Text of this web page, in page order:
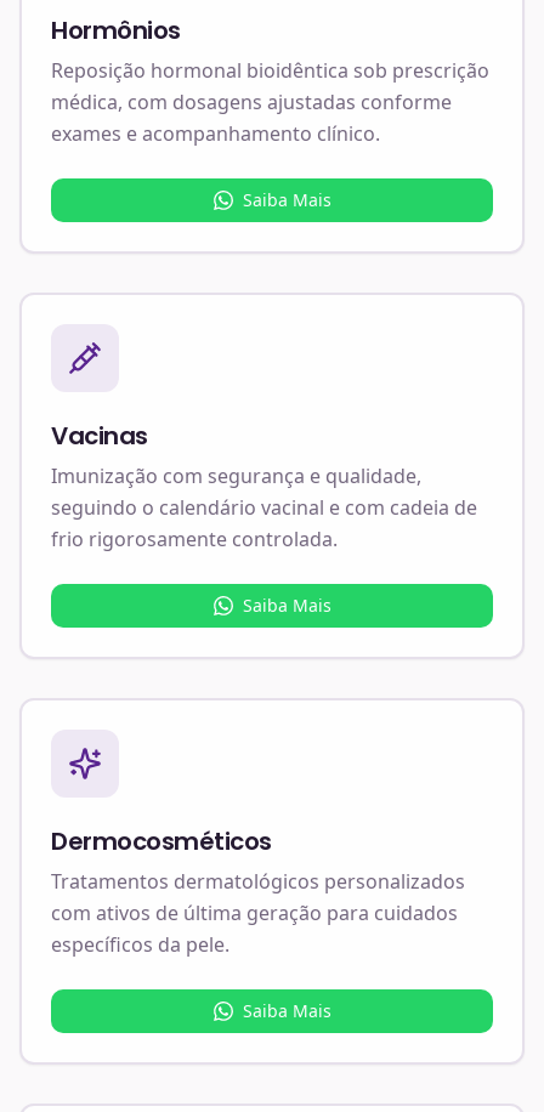
Hormônios
Reposição hormonal bioidêntica sob prescrição
médica, com dosagens ajustadas conforme
exames e acompanhamento clínico.
Saiba Mais
Vacinas
Imunização com segurança e qualidade,
seguindo o calendário vacinal e com cadeia de
frio rigorosamente controlada.
Saiba Mais
Dermocosméticos
Tratamentos dermatológicos personalizados
com ativos de última geração para cuidados
específicos da pele.
Saiba Mais